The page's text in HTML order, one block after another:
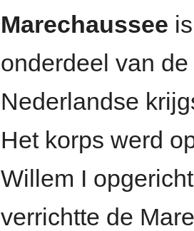
Marechaussee
onderdeel van de
Nederlandse
Het korps werd
Willem I
verrichtte de